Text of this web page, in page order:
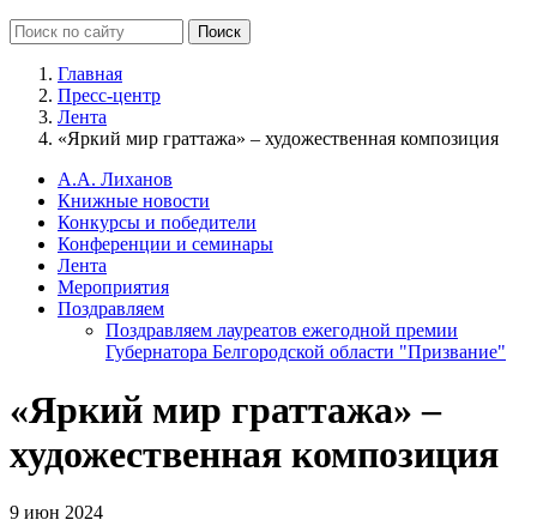
Главная
Пресс-центр
Лента
«Яркий мир граттажа» – художественная композиция
А.А. Лиханов
Книжные новости
Конкурсы и победители
Конференции и семинары
Лента
Мероприятия
Поздравляем
Поздравляем лауреатов ежегодной премии
Губернатора Белгородской области "Призвание"
«Яркий мир граттажа» –
художественная композиция
9 июн 2024